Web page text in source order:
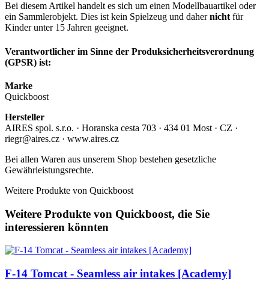
Bei diesem Artikel handelt es sich um einen Modellbauartikel oder
ein Sammlerobjekt. Dies ist kein Spielzeug und dahernicht für
Kinder unter 15 Jahren geeignet.
Verantwortlicher im Sinne der Produksicherheitsverordnung
(GPSR) ist:
Marke
Quickboost
Hersteller
AIRES spol. s.r.o. · Horanska cesta 703 · 434 01 Most · CZ ·
riegr@aires.cz · www.aires.cz
Bei allen Waren aus unserem Shop bestehen gesetzliche
Gewährleistungsrechte.
Weitere Produkte von Quickboost
Weitere Produkte von Quickboost, die Sie
interessieren könnten
F-14 Tomcat - Seamless air intakes [Academy]